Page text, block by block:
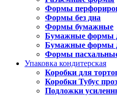
Формы
Формы без дна
Формы бумажные
Бумажные формы
Бумажные формы
Формы
Упаковка кондитерская
Коробки для
Коробки Тубус
Подложки